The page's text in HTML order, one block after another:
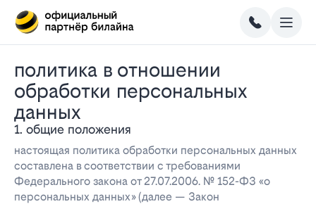
политика в отношении
обработки персональных
данных
1. общие положения
настоящая политика обработки персональных данных
составлена в соответствии с требованиями
Федерального закона от 27.07.2006. № 152-ФЗ «о
персональных данных» (далее — Закон